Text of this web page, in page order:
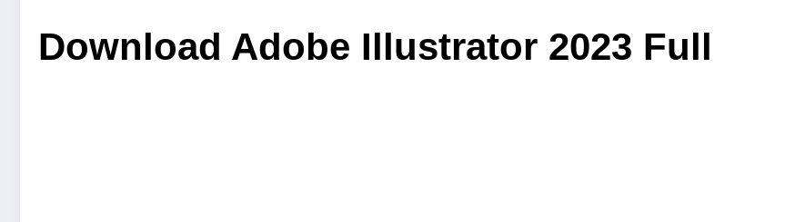
Download Adobe Illustrator 2023 Full